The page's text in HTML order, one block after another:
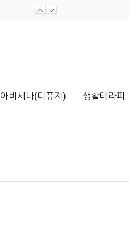
아비세나(디퓨저) 생활테라피